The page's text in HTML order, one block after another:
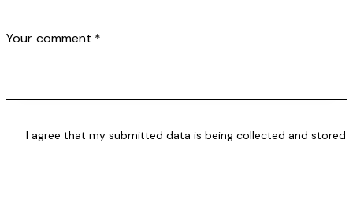
I agree that my submitted data is beingcollected and stored
.